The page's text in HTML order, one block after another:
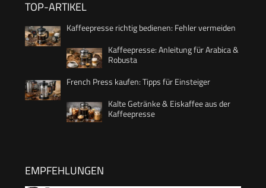
TOP-ARTIKEL
Kaffeepresse richtig bedienen: Fehler vermeiden
Kaffeepresse: Anleitung für Arabica &
Robusta
French Press kaufen: Tipps für Einsteiger
Kalte Getränke & Eiskaffee aus der
Kaffeepresse
EMPFEHLUNGEN